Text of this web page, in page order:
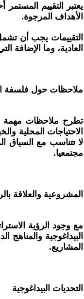
يعتبر التقييم
الأهداف المرجوة.
التقييمات يجب أن
العادية، وما الإضافة
ملاحظات حول فلسفة
تطرح ملاحظات مهمة
الاحتياجات المحلية
لا تتناسب مع السياق
مجتمعيا.
المشروعية والعلاقة
البيداغوجية
المشاريع.
التحديات البيداغوجية